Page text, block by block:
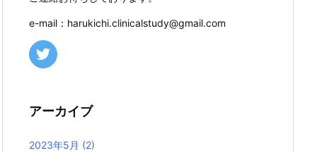
e-mail：harukichi.clinicalstudy@gmail.com
アーカイブ
2023年5月 (2)